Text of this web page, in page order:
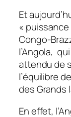
Et
« puissance
Congo-
l’Angola,
attendu de
l’équilibre
des Grands
En effet,